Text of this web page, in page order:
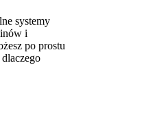
systemy
i
po prostu